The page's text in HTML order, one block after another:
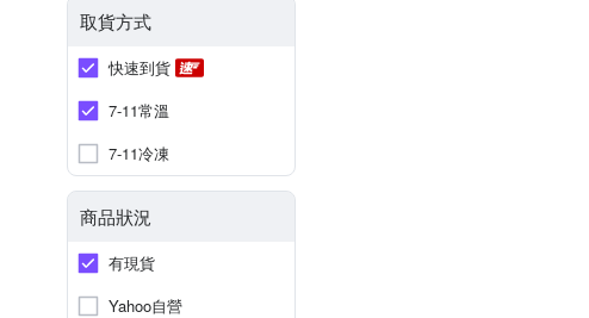
取貨方式
快速到貨
7-11常溫
7-11冷凍
商品狀況
有現貨
Yahoo自營